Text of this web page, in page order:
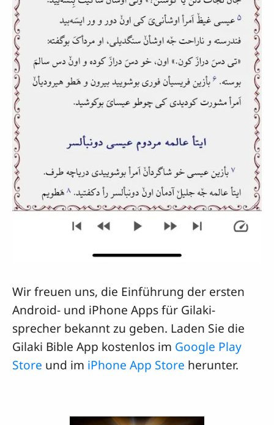
Wir freuen uns, die Einführung der ersten
Android- und iPhone Apps für Gilaki-
sprecher bekannt zu geben. Laden Sie die
Gilaki Bible App kostenlos im Google Play
Store und im iPhone App Store herunter.